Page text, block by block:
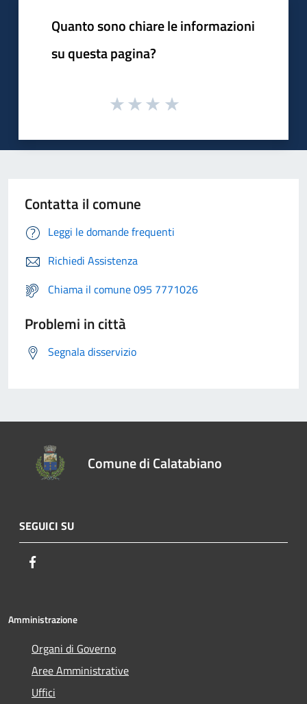
Quanto sono chiare le informazioni
su questa pagina?
Contatta il comune
Leggi le domande frequenti
Richiedi Assistenza
Chiama il comune 095 7771026
Problemi in città
Segnala disservizio
Comune di Calatabiano
SEGUICI SU
Amministrazione
Organi di Governo
Aree Amministrative
Uffici